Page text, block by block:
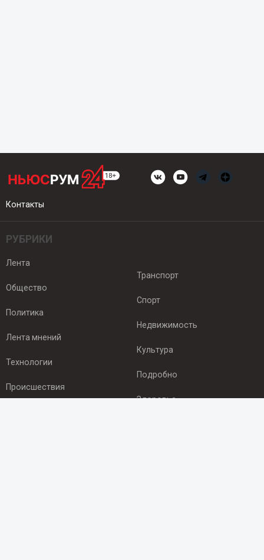
Контакты
РУБРИКИ
Лента
Общество
Политика
Лента мнений
Технологии
Происшествия
Транспорт
Спорт
Недвижимость
Культура
Подробно
Здоровье